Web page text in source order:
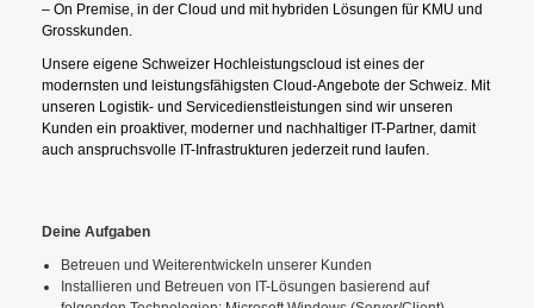
– On Premise, in der Cloud und mit hybriden Lösungen für KMU und
Grosskunden.
Unsere eigene Schweizer Hochleistungscloud ist eines der
modernsten und leistungsfähigsten Cloud-Angebote der Schweiz. Mit
unseren Logistik- und Servicedienstleistungen sind wir unseren
Kunden ein proaktiver, moderner und nachhaltiger IT-Partner, damit
auch anspruchsvolle IT-Infrastrukturen jederzeit rund laufen.
Deine Aufgaben
Betreuen und Weiterentwickeln unserer Kunden
Installieren und Betreuen von IT-Lösungen basierend auf